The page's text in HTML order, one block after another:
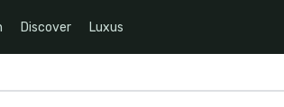
Discover Luxus